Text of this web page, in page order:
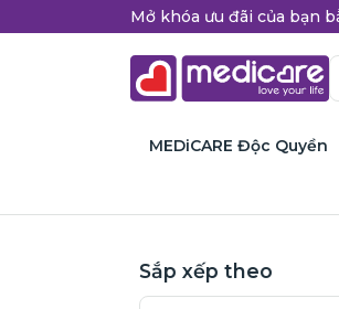
Mở khóa ưu đãi của bạn
MEDiCARE Độc Quyền
Sắp xếp theo